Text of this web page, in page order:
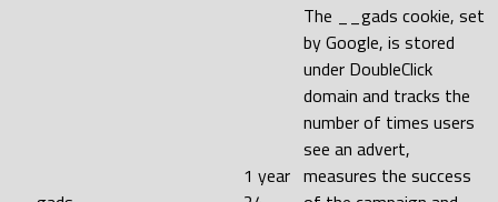
1 year
The __gads cookie, set
by Google, is stored
under DoubleClick
domain and tracks the
number of times users
see an advert,
measures the success